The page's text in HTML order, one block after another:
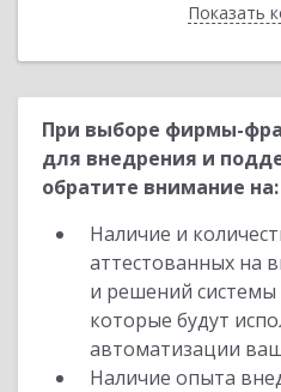
Показать
При выборе фирмы-
для внедрения и
обратите внимание на:
Наличие и
аттестованных на
и решений
которые будут
автоматизации
Наличие опыта